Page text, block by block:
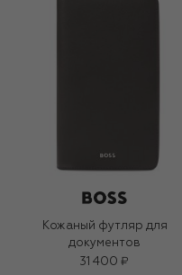
Кожаный футляр для
документов
31 400 ₽